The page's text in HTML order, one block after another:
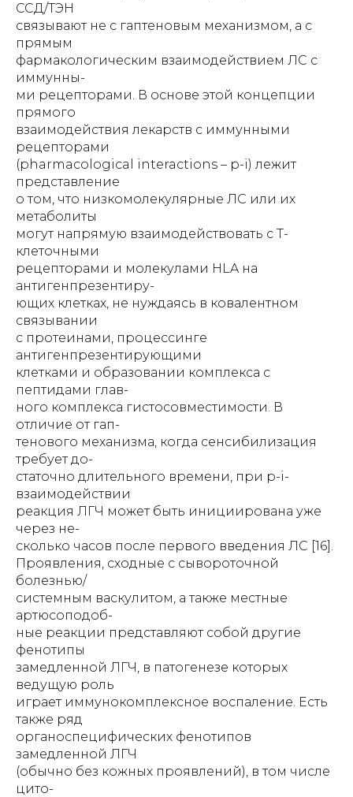
ССД/ТЭН
связывают не с гаптеновым механизмом, а с
прямым
фармакологическим взаимодействием ЛС с
иммунны-
ми рецепторами. В основе этой концепции
прямого
взаимодействия лекарств с иммунными
рецепторами
(pharmacological interactions – p-i) лежит
представление
о том, что низкомолекулярные ЛС или их
метаболиты
могут напрямую взаимодействовать с Т-
клеточными
рецепторами и молекулами HLA на
антигенпрезентиру-
ющих клетках, не нуждаясь в ковалентном
связывании
с протеинами, процессинге
антигенпрезентирующими
клетками и образовании комплекса с
пептидами глав-
ного комплекса гистосовместимости. В
отличие от гап-
тенового механизма, когда сенсибилизация
требует до-
статочно длительного времени, при p-i-
взаимодействии
реакция ЛГЧ может быть инициирована уже
через не-
сколько часов после первого введения ЛС [16].
Проявления, сходные с сывороточной
болезнью/
системным васкулитом, а также местные
артюсоподоб-
ные реакции представляют собой другие
фенотипы
замедленной ЛГЧ, в патогенезе которых
ведущую роль
играет иммунокомплексное воспаление. Есть
также ряд
органоспецифических фенотипов
замедленной ЛГЧ
(обычно без кожных проявлений), в том числе
цито-